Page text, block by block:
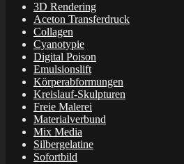
3D Rendering
Aceton Transferdruck
Collagen
Cyanotypie
Digital Poison
Emulsionslift
Körperabformungen
Kreislauf-Skulpturen
Freie Malerei
Materialverbund
Mix Media
Silbergelatine
Sofortbild